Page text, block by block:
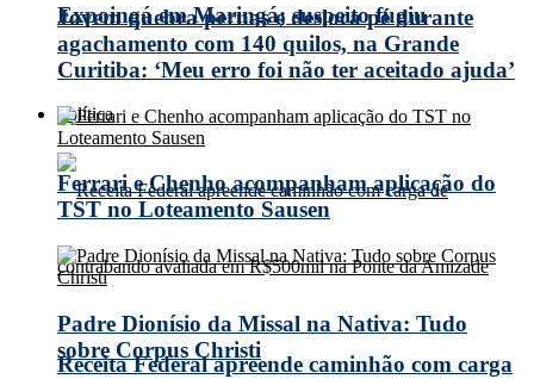
Expoingá em Maringá; suspeito fugiu
Política
Receita Federal apreende caminhão com carga
Jovem quebra pernas e desloca pé durante
agachamento com 140 quilos, na Grande
Curitiba: ‘Meu erro foi não ter aceitado ajuda’
Ferrari e Chenho acompanham aplicação do
TST no Loteamento Sausen
Padre Dionísio da Missal na Nativa: Tudo
sobre Corpus Christi